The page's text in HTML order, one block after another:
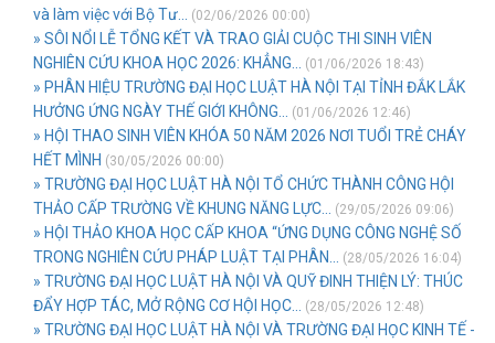
và làm việc với Bộ Tư...
(02/06/2026 00:00)
» SÔI NỔI LỄ TỔNG KẾT VÀ TRAO GIẢI CUỘC THI SINH VIÊN
NGHIÊN CỨU KHOA HỌC 2026: KHẲNG...
(01/06/2026 18:43)
» PHÂN HIỆU TRƯỜNG ĐẠI HỌC LUẬT HÀ NỘI TẠI TỈNH ĐẮK LẮK
HƯỞNG ỨNG NGÀY THẾ GIỚI KHÔNG...
(01/06/2026 12:46)
» HỘI THAO SINH VIÊN KHÓA 50 NĂM 2026 NƠI TUỔI TRẺ CHÁY
HẾT MÌNH (30/05/2026 00:00)
» TRƯỜNG ĐẠI HỌC LUẬT HÀ NỘI TỔ CHỨC THÀNH CÔNG HỘI
THẢO CẤP TRƯỜNG VỀ KHUNG NĂNG LỰC...
(29/05/2026 09:06)
» HỘI THẢO KHOA HỌC CẤP KHOA “ỨNG DỤNG CÔNG NGHỆ SỐ
TRONG NGHIÊN CỨU PHÁP LUẬT TẠI PHÂN...
(28/05/2026 16:04)
» TRƯỜNG ĐẠI HỌC LUẬT HÀ NỘI VÀ QUỸ ĐINH THIỆN LÝ: THÚC
ĐẨY HỢP TÁC, MỞ RỘNG CƠ HỘI HỌC...
(28/05/2026 12:48)
» TRƯỜNG ĐẠI HỌC LUẬT HÀ NỘI VÀ TRƯỜNG ĐẠI HỌC KINH TẾ -